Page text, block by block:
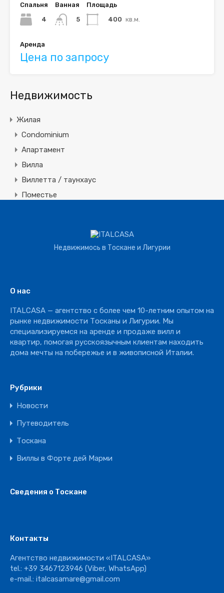
Спальня
4
Ванная
5
Площадь
400 кв.м.
Аренда
Цена по запросу
Недвижимость
Жилая
Condominium
Апартамент
Вилла
Виллетта / таунхаус
Поместье
Ресторан
Недвижимось в Тоскане и Лигурии
О нас
ITALCASA — агентство с более чем 10-летним опытом на
рынке недвижимости Тосканы и Лигурии. Мы
специализируемся на аренде и продаже вилл и
квартир, помогая русскоязычным клиентам находить
дома мечты на побережье и в живописной Италии.
Рубрики
Новости
Путеводитель
Тоскана
Виллы в Форте дей Марми
Сведения о Тоскане
Контакты
Агентство недвижимости «ITALCASA»
tel.: +39 3467123946 (Viber, WhatsApp)
e-mail.: italcasamare@gmail.com